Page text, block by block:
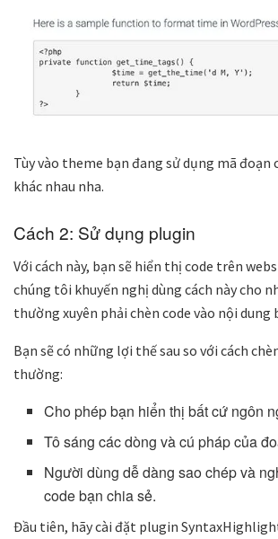
Tùy vào theme bạn đang sử dụng mã
khác nhau nha.
Cách 2: Sử dụng plugin
Với cách này, bạn sẽ hiển thị code trên
chúng tôi khuyến nghị dùng cách này cho
thường xuyên phải chèn code vào nội dung
Bạn sẽ có những lợi thế sau so với cách
thường:
Cho phép bạn hiển thị bất cứ ngôn
Tô sáng các dòng và cú pháp của
Người dùng dễ dàng sao chép và
code bạn chia sẻ.
Đầu tiên, hãy cài đặt plugin